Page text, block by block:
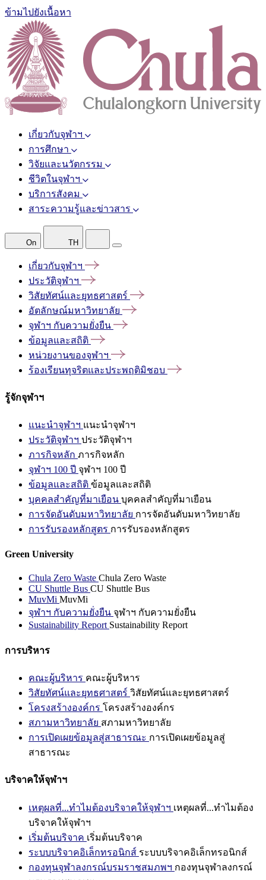
ข้ามไปยังเนื้อหา
เกี่ยวกับจุฬาฯ
การศึกษา
วิจัยและนวัตกรรม
ชีวิตในจุฬาฯ
บริการสังคม
สาระความรู้และข่าวสาร
On TH
เกี่ยวกับจุฬาฯ
ประวัติจุฬาฯ
วิสัยทัศน์และยุทธศาสตร์
อัตลักษณ์มหาวิทยาลัย
จุฬาฯ กับความยั่งยืน
ข้อมูลและสถิติ
หน่วยงานของจุฬาฯ
ร้องเรียนทุจริตและประพฤติมิชอบ
รู้จักจุฬาฯ
แนะนำจุฬาฯ แนะนำจุฬาฯ
ประวัติจุฬาฯ ประวัติจุฬาฯ
ภารกิจหลัก ภารกิจหลัก
จุฬาฯ 100 ปี จุฬาฯ 100 ปี
ข้อมูลและสถิติ ข้อมูลและสถิติ
บุคคลสำคัญที่มาเยือน บุคคลสำคัญที่มาเยือน
การจัดอันดับมหาวิทยาลัย การจัดอันดับมหาวิทยาลัย
การรับรองหลักสูตร การรับรองหลักสูตร
Green University
Chula Zero Waste Chula Zero Waste
CU Shuttle Bus CU Shuttle Bus
MuvMi MuvMi
จุฬาฯ กับความยั่งยืน จุฬาฯ กับความยั่งยืน
Sustainability Report Sustainability Report
การบริหาร
คณะผู้บริหาร คณะผู้บริหาร
วิสัยทัศน์และยุทธศาสตร์ วิสัยทัศน์และยุทธศาสตร์
โครงสร้างองค์กร โครงสร้างองค์กร
สภามหาวิทยาลัย สภามหาวิทยาลัย
การเปิดเผยข้อมูลสู่สาธารณะ การเปิดเผยข้อมูลสู่
สาธารณะ
บริจาคให้จุฬาฯ
เหตุผลที่...ทำไมต้องบริจาคให้จุฬาฯ เหตุผลที่...ทำไมต้อง
บริจาคให้จุฬาฯ
เริ่มต้นบริจาค เริ่มต้นบริจาค
ระบบบริจาคอิเล็กทรอนิกส์ ระบบบริจาคอิเล็กทรอนิกส์
กองทุนจุฬาลงกรณ์บรมราชสมภพฯ กองทุนจุฬาลงกรณ์